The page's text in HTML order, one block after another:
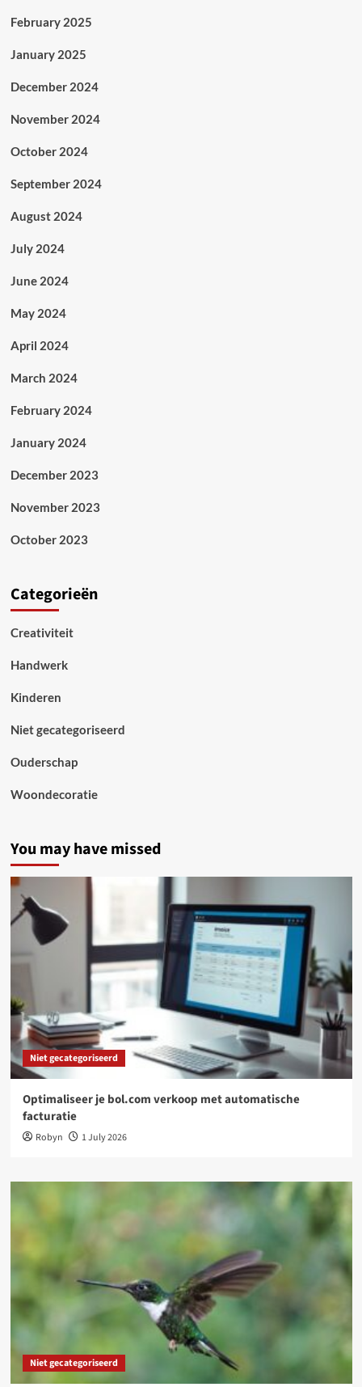
February 2025
January 2025
December 2024
November 2024
October 2024
September 2024
August 2024
July 2024
June 2024
May 2024
April 2024
March 2024
February 2024
January 2024
December 2023
November 2023
October 2023
Categorieën
Creativiteit
Handwerk
Kinderen
Niet gecategoriseerd
Ouderschap
Woondecoratie
You may have missed
Niet gecategoriseerd
Optimaliseer je bol.com verkoop met automatische
facturatie
Robyn 1 July 2026
Niet gecategoriseerd